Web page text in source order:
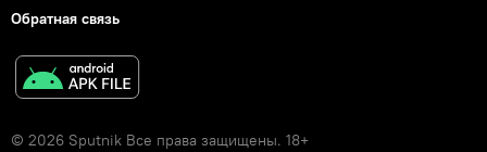
Обратная связь
© 2026 Sputnik Все права защищены. 18+